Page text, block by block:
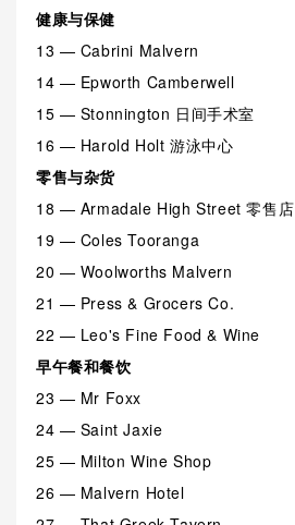
健康与保健
13 — Cabrini Malvern
14 — Epworth Camberwell
15 — Stonnington 日间手术室
16 — Harold Holt 游泳中心
零售与杂货
18 — Armadale High Street 零售店
19 — Coles Tooranga
20 — Woolworths Malvern
21 — Press & Grocers Co.
22 — Leo's Fine Food & Wine
早午餐和餐饮
23 — Mr Foxx
24 — Saint Jaxie
25 — Milton Wine Shop
26 — Malvern Hotel